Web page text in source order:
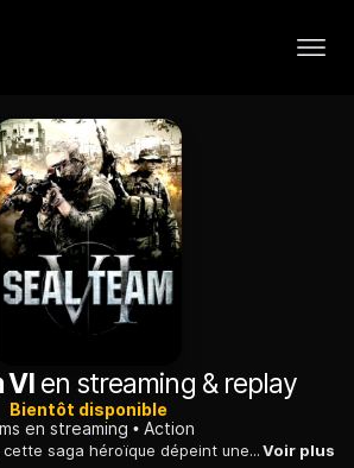
VIen streaming & replay
Bientôt disponible
en streaming
Action
Inspiré de faits réels, cette saga héroïque dépeint une équipe d'élite anti-terroriste les “Black Ops” en mission en Irak, quatre jours avant l'opération Bouclier du désert et les conséquences qui en découlent lorsque leur mission occulte a été compromise...Voir plus